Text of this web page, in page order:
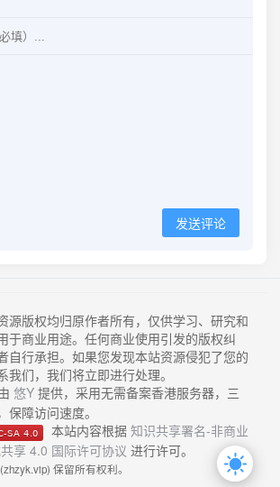
发送评论
源版权均归原作者所有，仅供学习、研究和
于商业用途。任何商业使用引发的版权纠
自行承担。如果您发现本站资源侵犯了您的
我们，我们将立即进行处理。
悠Y 提供，采用无需备案香港服务器，三
保障访问速度。
本站内容根据 知识共享署名-非商业
享 4.0 国际许可协议 进行许可。
保留所有权利。